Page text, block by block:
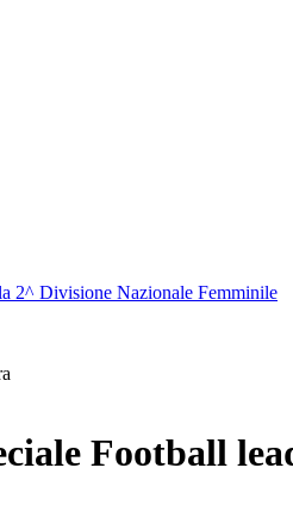
2^ Divisione Nazionale Femminile
Football